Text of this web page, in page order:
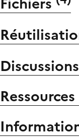
Discussions